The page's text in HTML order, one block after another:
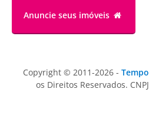
Anuncie seus imóveis
Copyright © 2011-2026 -
os Direitos Reservados.